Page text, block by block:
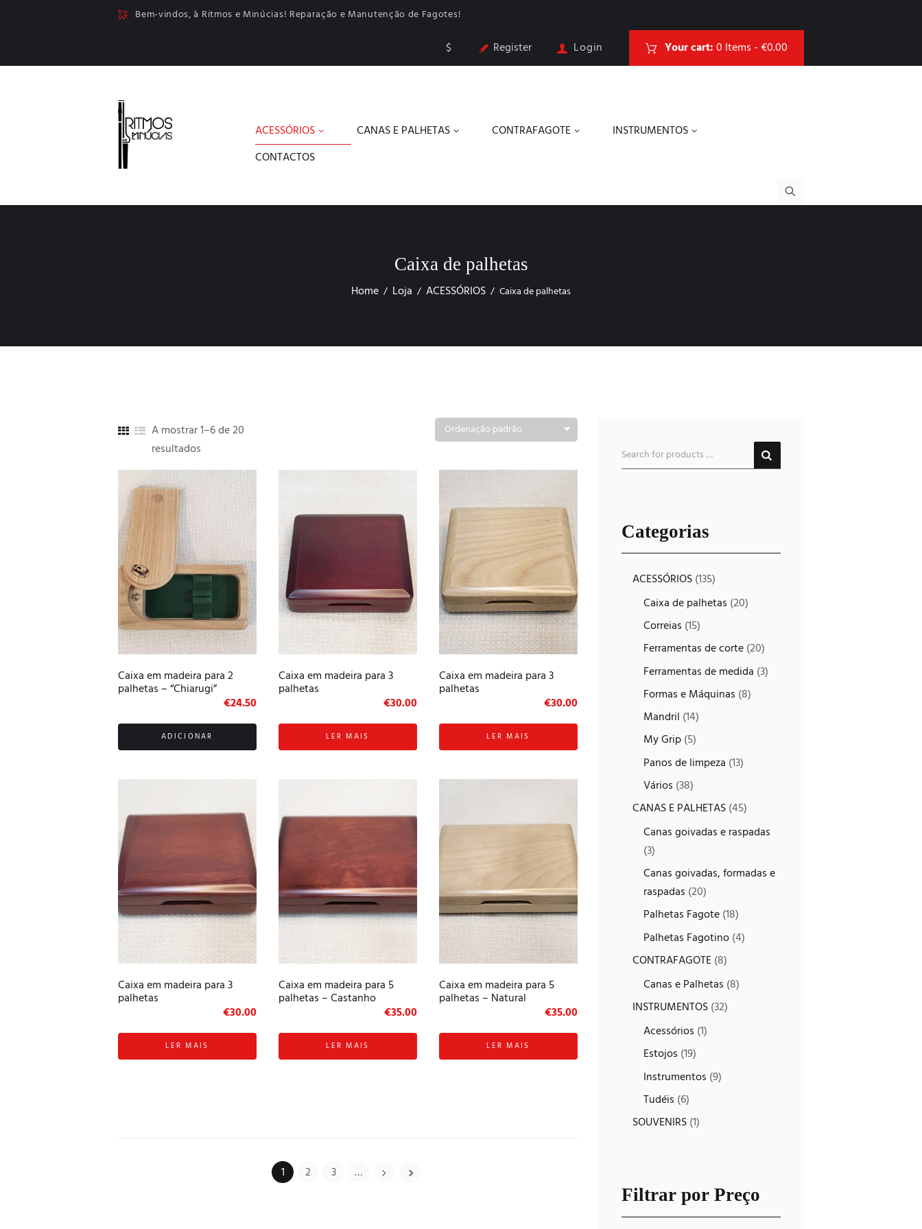
Bem-vindos, à Ritmos e Minúcias! Reparação e Manutenção de Fagotes!
$ Register Login Your cart:0 Items -€0.00
ACESSÓRIOS CANAS E PALHETAS CONTRAFAGOTE
INSTRUMENTOS
CONTACTOS
Caixa de palhetas
Home Loja ACESSÓRIOS Caixa de palhetas
A mostrar 1–6 de 20
resultados
Caixa em madeira para 2
palhetas – “Chiarugi”
€24.50
ADICIONAR
Caixa em madeira para 3
palhetas
€30.00
LER MAIS
Caixa em madeira para 3
palhetas
€30.00
LER MAIS
Caixa em madeira para 3
palhetas
€30.00
LER MAIS
Caixa em madeira para 5
palhetas – Castanho
€35.00
LER MAIS
Caixa em madeira para 5
palhetas – Natural
€35.00
LER MAIS
1 2 3 …
Categorias
ACESSÓRIOS(135)
Caixa de palhetas (20)
Correias (15)
Ferramentas de corte(20)
Ferramentas de medida (3)
Formas e Máquinas (8)
Mandril (14)
My Grip(5)
Panos de limpeza (13)
Vários (38)
CANAS E PALHETAS(45)
Canas goivadas e raspadas
(3)
Canas goivadas, formadas e
raspadas (20)
Palhetas Fagote(18)
Palhetas Fagotino(4)
CONTRAFAGOTE(8)
Canas e Palhetas (8)
INSTRUMENTOS(32)
Acessórios (1)
Estojos (19)
Instrumentos (9)
Tudéis (6)
SOUVENIRS(1)
Filtrar por Preço